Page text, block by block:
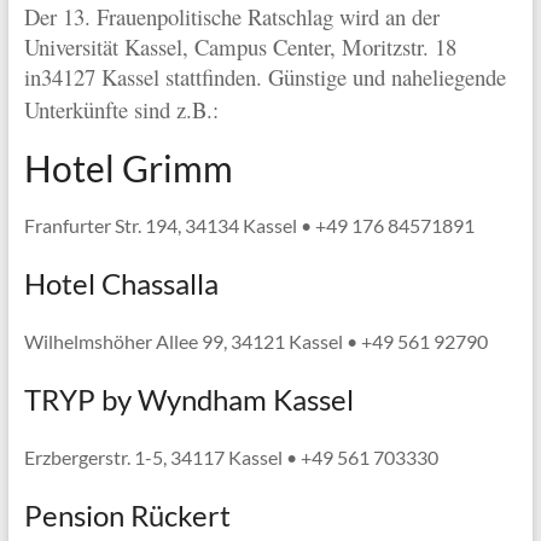
Der 13. Frauenpolitische Ratschlag wird an der
Universität Kassel, Campus Center, Moritzstr. 18
in34127 Kassel stattfinden. Günstige und naheliegende
Unterkünfte sind z.B.:
Hotel Grimm
Franfurter Str. 194, 34134 Kassel • +49 176 84571891
Hotel Chassalla
Wilhelmshöher Allee 99, 34121 Kassel • +49 561 92790
TRYP by Wyndham Kassel
Erzbergerstr. 1-5, 34117 Kassel • +49 561 703330
Pension Rückert